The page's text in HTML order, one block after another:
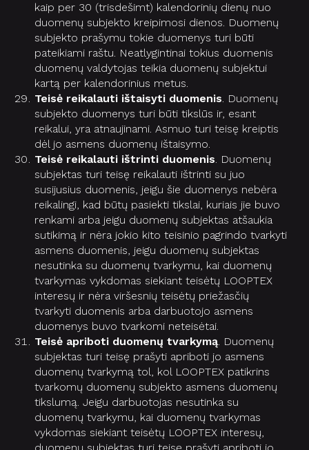
kaip per 30 (trisdešimt) kalendorinių dienų nuo
duomenų subjekto kreipimosi dienos. Duomenų
subjekto prašymu tokie duomenys turi būti
pateikiami raštu. Neatlygintinai tokius duomenis
duomenų valdytojas teikia duomenų subjektui
kartą per kalendorinius metus.
Teisė reikalauti ištaisyti duomenis. Duomenų
subjekto duomenys turi būti tikslūs ir, esant
reikalui, yra atnaujinami. Asmuo turi teisę kreiptis
dėl jo asmens duomenų ištaisymo.
Teisė reikalauti ištrinti duomenis. Duomenų
subjektas turi teisę reikalauti ištrinti su juo
susijusius duomenis, jeigu šie duomenys nebėra
reikalingi, kad būtų pasiekti tikslai, kuriais jie buvo
renkami arba jeigu duomenų subjektas atšaukia
sutikimą ir nėra jokio kito teisinio pagrindo tvarkyti
asmens duomenis, jeigu duomenų subjektas
nesutinka su duomenų tvarkymu, kai duomenų
tvarkymas vykdomas siekiant teisėtų LOOPTEX
interesų ir nėra viršesnių teisėtų priežasčių
tvarkyti duomenis arba darbuotojo asmens
duomenys buvo tvarkomi neteisėtai.
Teisė apriboti duomenų tvarkymą. Duomenų
subjektas turi teisę prašyti apriboti jo asmens
duomenų tvarkymą tol, kol LOOPTEX patikrins
tvarkomų duomenų subjekto asmens duomenų
tikslumą. Jeigu darbuotojas nesutinka su
duomenų tvarkymu, kai duomenų tvarkymas
vykdomas siekiant teisėtų LOOPTEX interesų,